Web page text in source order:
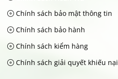
Chính sách bảo mật thông tin
Chính sách bảo hành
Chính sách kiểm hàng
Chính sách giải quyết khiếu nại